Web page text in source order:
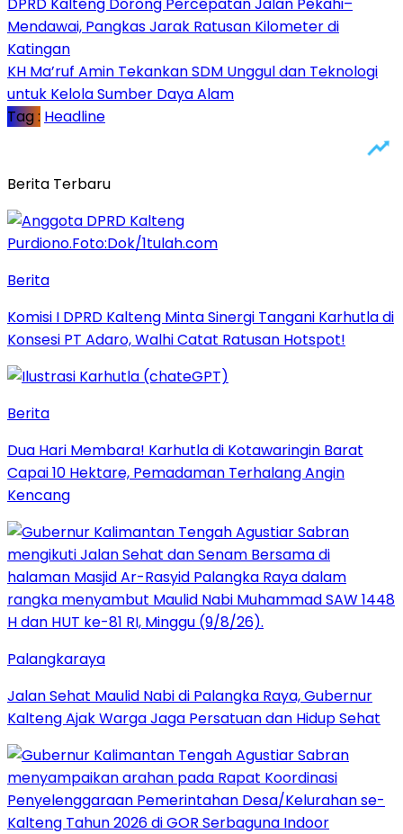
Mendawai, Pangkas Jarak Ratusan Kilometer di
Katingan
KH Ma’ruf Amin Tekankan SDM Unggul dan Teknologi
untuk Kelola Sumber Daya Alam
Tag : Headline
Berita Terbaru
Berita
Komisi I DPRD Kalteng Minta Sinergi Tangani Karhutla di
Konsesi PT Adaro, Walhi Catat Ratusan Hotspot!
Berita
Dua Hari Membara! Karhutla di Kotawaringin Barat
Capai 10 Hektare, Pemadaman Terhalang Angin
Kencang
Palangkaraya
Jalan Sehat Maulid Nabi di Palangka Raya, Gubernur
Kalteng Ajak Warga Jaga Persatuan dan Hidup Sehat